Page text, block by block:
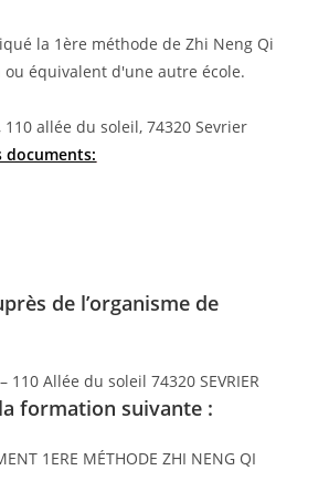
la 1ère méthode de Zhi Neng Qi
ou équivalent d'une autre école.
110 allée du soleil, 74320 Sevrier
documents:
de l’organisme de
110 Allée du soleil 74320 SEVRIER
la formation suivante :
1ERE MÉTHODE ZHI NENG QI